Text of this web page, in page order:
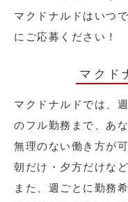
マクドナルドはいつ
にご応募ください！
マクド
マクドナルドでは、
のフル勤務まで、あ
無理のない働き方が
朝だけ・夕方だけな
また、週ごとに勤務